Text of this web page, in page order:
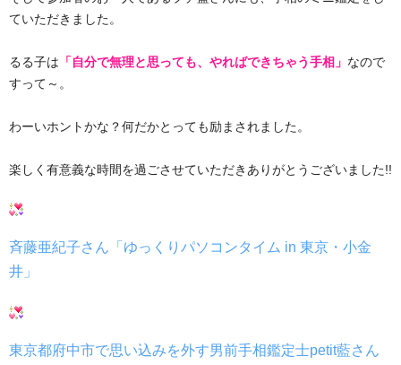
ていただきました。
るる子は 「自分で無理と思っても、やればできちゃう手相」 なので
すって～。
わーいホントかな？何だかとっても励まされました。
楽しく有意義な時間を過ごさせていただきありがとうございました!!
斉藤亜紀子さん「ゆっくりパソコンタイム in 東京・小金
井」
東京都府中市で思い込みを外す男前手相鑑定士petit藍さん